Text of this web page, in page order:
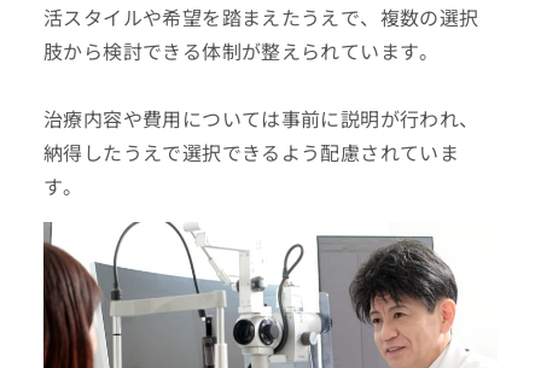
活スタイルや希望を踏まえたうえで、複数の選択
肢から検討できる体制が整えられています。
治療内容や費用については事前に説明が行われ、
納得したうえで選択できるよう配慮されていま
す。